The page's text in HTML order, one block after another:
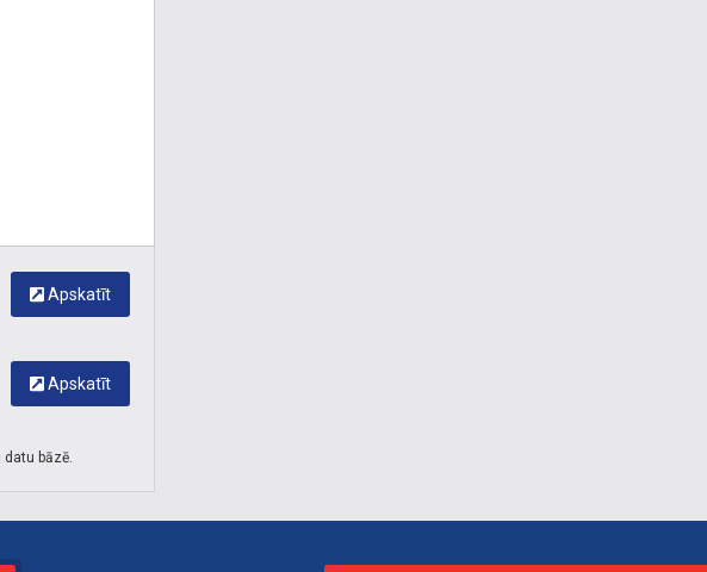
Apskatīt
Apskatīt
bāzē.